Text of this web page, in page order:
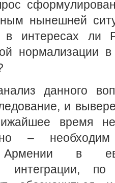
нынешней
в интересах ли
нормализации
данного
и
время
–
Армении в
интеграции,